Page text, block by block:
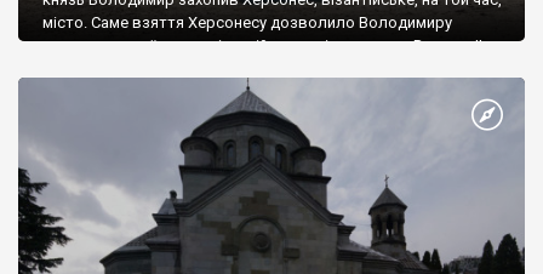
місто. Саме взяття Херсонесу дозволило Володимиру
диктувати свої умови візантійському імператору Василю ІІ, та
Херсонесі Володимир-язичник, став Василем-християнином.
А потім було Хрещення Русі. На честь Херсонесу Таврійського